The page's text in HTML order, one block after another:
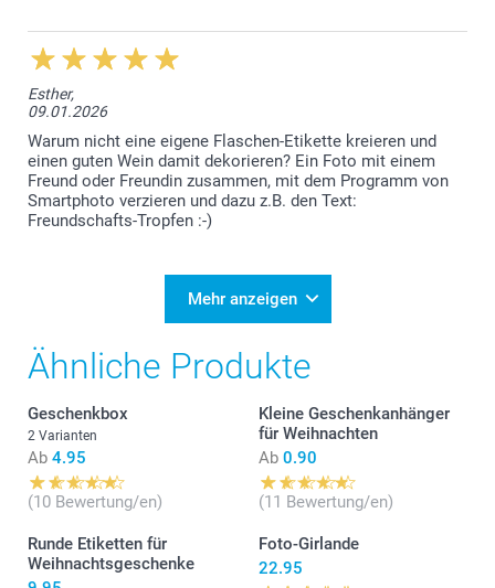
Esther,
09.01.2026
Warum nicht eine eigene Flaschen-Etikette kreieren und
einen guten Wein damit dekorieren? Ein Foto mit einem
Freund oder Freundin zusammen, mit dem Programm von
Smartphoto verzieren und dazu z.B. den Text:
Freundschafts-Tropfen :-)
Mehr anzeigen
Ähnliche Produkte
Geschenkbox
2 Varianten
Ab 4.95
(10 Bewertung/en)
Kleine Geschenkanhänger
für Weihnachten
Ab 0.90
(11 Bewertung/en)
Runde Etiketten für
Weihnachtsgeschenke
Foto-Girlande
22.95